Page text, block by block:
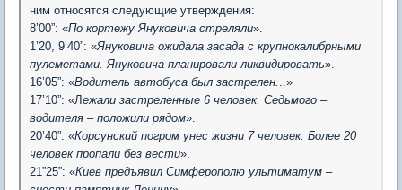
ним относятся следующие утверждения:
8’00”: «По кортежу Януковича стреляли».
1’20, 9’40”: «Януковича ожидала засада с крупнокалибрными
пулеметами. Януковича планировали ликвидировать».
16’05”: «Водитель автобуса был застрелен.
..»
17’10”: «Лежали застреленные 6 человек. Седьмого –
водителя – положили рядом».
20’40”: «Корсунский погром унес жизни 7 человек. Более 20
человек пропали без вести».
21”25”: «Киев предъявил Симферополю ультиматум –